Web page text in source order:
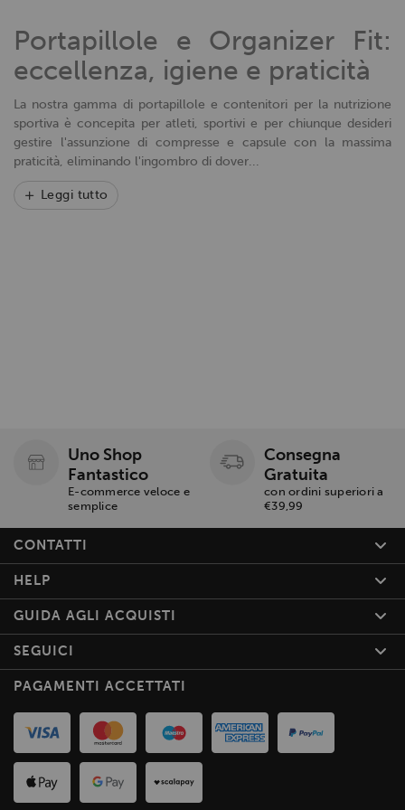
con altre informazioni che hai fornito loro o che hanno
raccolto dal tuo utilizzo dei loro servizi.
Portapillole e Organizer Fit:
eccellenza, igiene e praticità
La nostra gamma di portapillole e contenitori per la nutrizione
sportiva è concepita per atleti, sportivi e per chiunque desideri
gestire l'assunzione di compresse e capsule con la massima
praticità, eliminando l'ingombro di dover...
Leggi tutto
Uno Shop
Fantastico
E-commerce veloce e
semplice
Consegna
Gratuita
con ordini superiori a
€39,99
CONTATTI
HELP
GUIDA AGLI ACQUISTI
SEGUICI
PAGAMENTI ACCETTATI